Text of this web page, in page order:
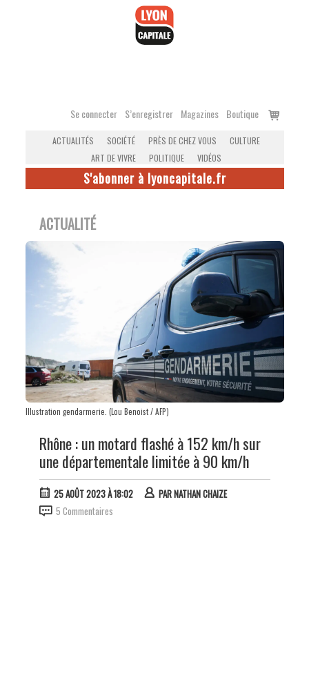
Se connecter S’enregistrer Magazines Boutique
Voir
ACTUALITÉS SOCIÉTÉ PRÈS DE CHEZ VOUS
CULTURE
ART DE VIVRE
POLITIQUE VIDÉOS
S'abonner à lyoncapitale.fr
ACTUALITÉ
Illustration gendarmerie. (Lou Benoist / AFP)
Rhône : un motard flashé à 152 km/h sur
une départementale limitée à 90 km/h
25 AOÛT 2023 À 18:02 PARNATHAN CHAIZE
5 Commentaires